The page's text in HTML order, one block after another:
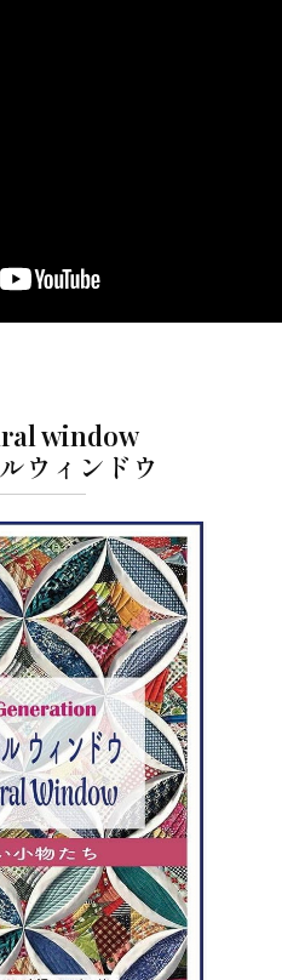
window
ウィンドウ